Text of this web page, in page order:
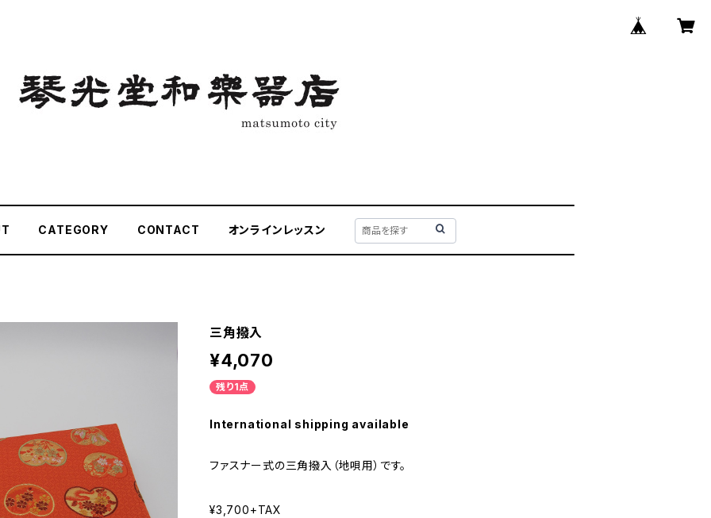
CATEGORY CONTACT オンラインレッスン
三角撥入
¥4,070
残り1点
International shipping available
ファスナー式の三角撥入（地唄用）です。
¥3,700+TAX